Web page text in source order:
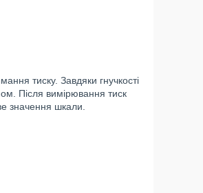
тиску. Завдяки гнучкості
Після вимірювання тиск
значення шкали.